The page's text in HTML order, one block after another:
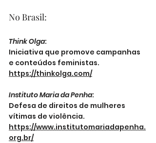
No Brasil:
Think Olga:
Iniciativa que promove campanhas
e conteúdos feministas.
https://thinkolga.com/
Instituto Maria da Penha:
Defesa de direitos de mulheres
vítimas de violência.
https://www.institutomariadapenha.
org.br/